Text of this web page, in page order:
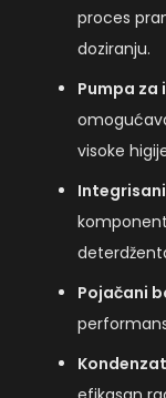
proces
doziranju.
Pumpa za
visoke
Pojačani